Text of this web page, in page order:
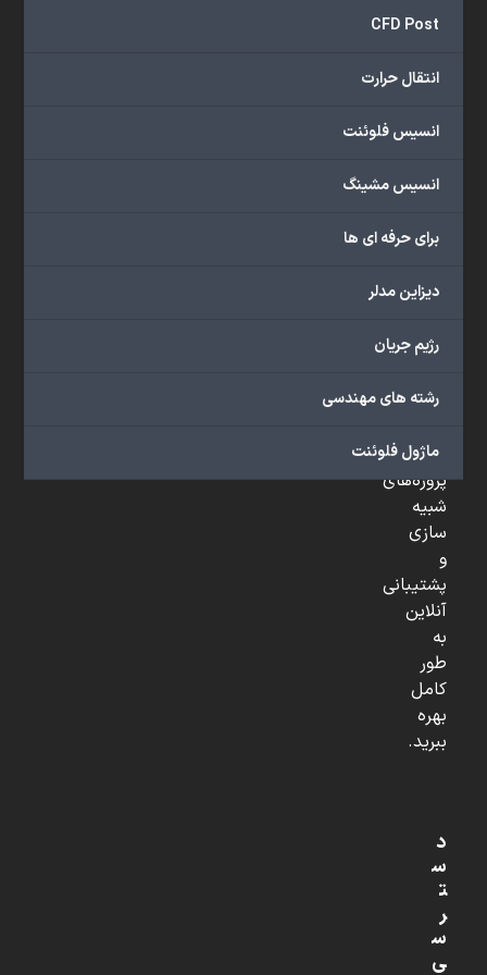
CFD Post
انتقال حرارت
انسیس فلوئنت
انسیس مشینگ
برای حرفه ای ها
دیزاین مدلر
رژیم جریان
رشته های مهندسی
ماژول فلوئنت
...
می‌دهد.
می‌توانید
خدمات
گروه
شامل
آموزشی،
آموزشی،
تخصصی،
پروژه‌های
شبیه
سازی
و
پشتیبانی
آنلاین
به
طور
کامل
بهره
ببرید.
د
س
ت
ر
س
ی